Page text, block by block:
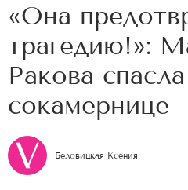
«Она
трагедию!»:
Ракова
сокамернице
Беловицкая Ксения